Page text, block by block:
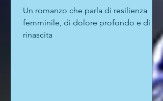
Un romanzo che parla di resilienza
femminile, di dolore profondo e di
rinascita